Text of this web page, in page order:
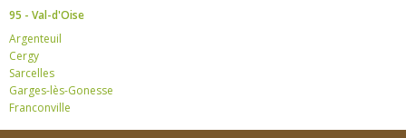
95 - Val-d'Oise
Argenteuil
Cergy
Sarcelles
Garges-lès-Gonesse
Franconville